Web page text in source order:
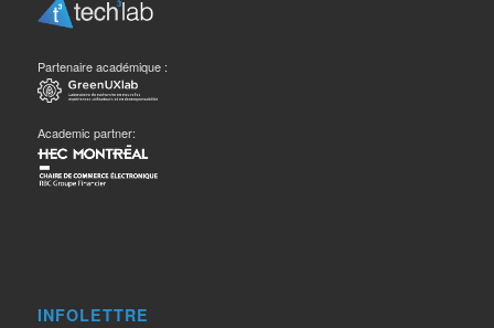
Partenaire académique :
Academic partner:
INFOLETTRE